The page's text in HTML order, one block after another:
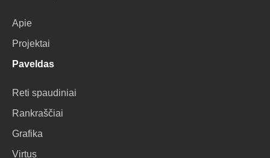
Apie
Projektai
Paveldas
Reti spaudiniai
Rankraščiai
Grafika
Virtus